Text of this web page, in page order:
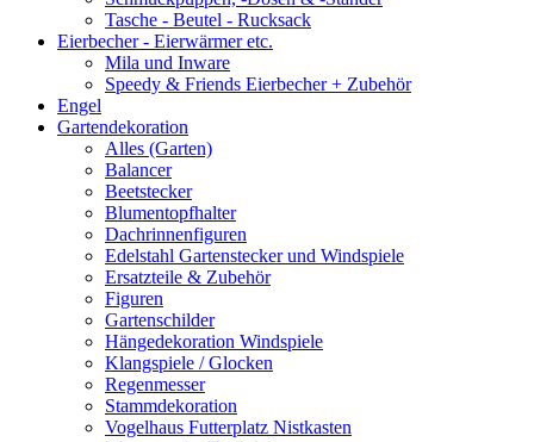
Tasche - Beutel - Rucksack
Eierbecher - Eierwärmer etc.
Mila und Inware
Speedy & Friends Eierbecher + Zubehör
Engel
Gartendekoration
Alles (Garten)
Balancer
Beetstecker
Blumentopfhalter
Dachrinnenfiguren
Edelstahl Gartenstecker und Windspiele
Ersatzteile & Zubehör
Figuren
Gartenschilder
Hängedekoration Windspiele
Klangspiele / Glocken
Regenmesser
Stammdekoration
Vogelhaus Futterplatz Nistkasten